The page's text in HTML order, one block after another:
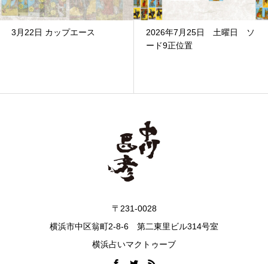
3月22日 カップエース
2026年7月25日 土曜日 ソ
ード9正位置
〒231-0028
横浜市中区翁町2-8-6 第二東里ビル314号室
横浜占いマクトゥーブ